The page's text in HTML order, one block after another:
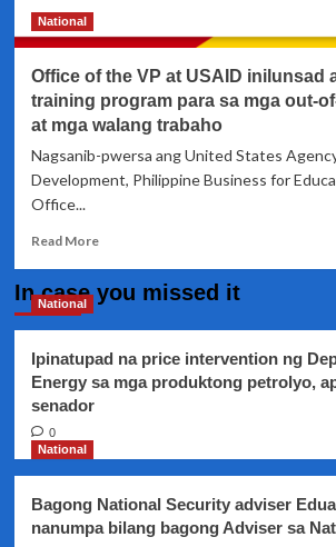
National
Office of the VP at USAID inilunsad
training program para sa mga out-
at mga walang trabaho
Nagsanib-pwersa ang United States
Development, Philippine Business for
Office...
Read MoreRead
Office
VP
at
program
para
In case you missed it
National
Ipinatupad na price intervention ng
Energy sa mga produktong petrolyo,
senador
0
National
Bagong National Security adviser
nanumpa bilang bagong Adviser sa